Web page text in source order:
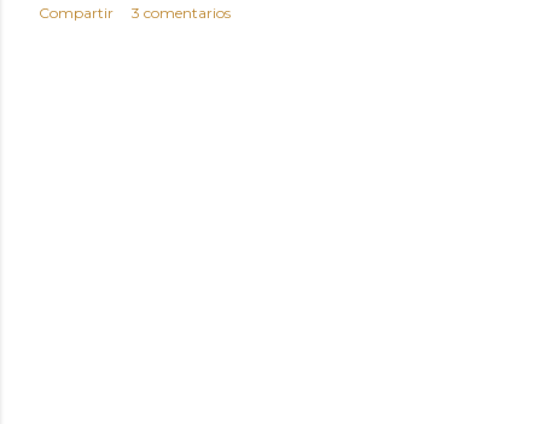
Compartir 3 comentarios